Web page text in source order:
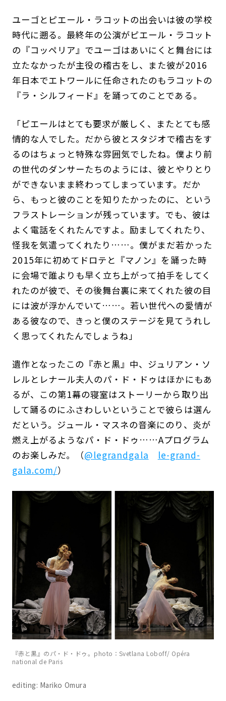
ユーゴとピエール・ラコットの出会いは彼の学校
時代に遡る。最終年の公演がピエール・ラコット
の『コッペリア』でユーゴはあいにくと舞台には
立たなかったが主役の稽古をし、また彼が2016
年日本でエトワールに任命されたのもラコットの
『ラ・シルフィード』を踊ってのことである。
「ピエールはとても要求が厳しく、またとても感
情的な人でした。だから彼とスタジオで稽古をす
るのはちょっと特殊な雰囲気でしたね。僕より前
の世代のダンサーたちのようには、彼とやりとり
ができないまま終わってしまっています。だか
ら、もっと彼のことを知りたかったのに、という
フラストレーションが残っています。でも、彼は
よく電話をくれたんですよ。励ましてくれたり、
怪我を気遣ってくれたり……。僕がまだ若かった
2015年に初めてドロテと『マノン』を踊った時
に会場で誰よりも早く立ち上がって拍手をしてく
れたのが彼で、その後舞台裏に来てくれた彼の目
には波が浮かんでいて……。若い世代への愛情が
ある彼なので、きっと僕のステージを見てうれし
く思ってくれたんでしょうね」
遺作となったこの『赤と黒』中、ジュリアン・ソ
レルとレナール夫人のパ・ド・ドゥはほかにもあ
るが、この第1幕の寝室はストーリーから取り出
して踊るのにふさわしいということで彼らは選ん
だという。ジュール・マスネの音楽にのり、炎が
燃え上がるようなパ・ド・ドゥ……Aプログラム
のお楽しみだ。（@legrandgala
le-grand-
gala.com/）
『赤と黒』のパ・ド・ドゥ。photo：Svetlana Loboff/ Opéra
national de Paris
editing: Mariko Omura